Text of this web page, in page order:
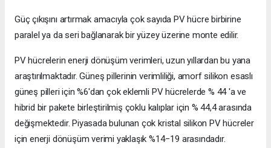
Güç çıkışını artırmak amacıyla çok sayıda PV hücre birbirine
paralel ya da seri bağlanarak bir yüzey üzerine monte edilir.
PV hücrelerin enerji dönüşüm verimleri, uzun yıllardan bu yana
araştırılmaktadır. Güneş pillerinin verimliliği, amorf silikon esaslı
güneş pilleri için %6'dan çok eklemli PV hücrelerde % 44 'a ve
hibrid bir pakete birleştirilmiş çoklu kalıplar için % 44,4 arasında
değişmektedir. Piyasada bulunan çok kristal silikon PV hücreler
için enerji dönüşüm verimi yaklaşık %14−19 arasındadır.